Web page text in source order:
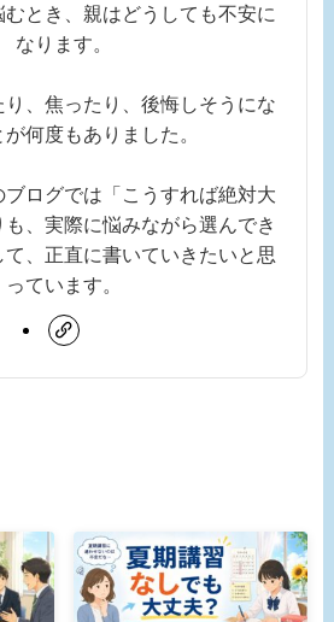
とき、親はどうしても不安に
なります。
、焦ったり、後悔しそうにな
何度もありました。
ログでは「こうすれば絶対大
、実際に悩みながら選んでき
、正直に書いていきたいと思
っています。